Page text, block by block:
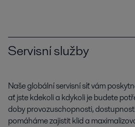
Servisní služby
Naše globální servisní síť vám
ať jste kdekoli a kdykoli je budete
doby provozuschopnosti,
pomáháme zajistit klid a